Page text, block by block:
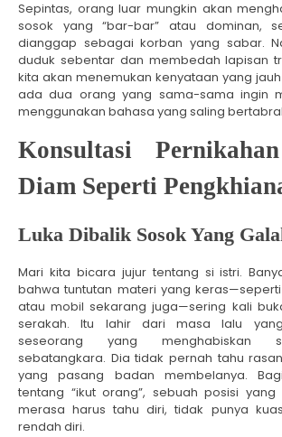
Sepintas, orang luar mungkin akan
sosok yang “bar-bar” atau dominan,
dianggap sebagai korban yang sabar.
duduk sebentar dan membedah lapisan
kita akan menemukan kenyataan yang
ada dua orang yang sama-sama ingin
menggunakan bahasa yang saling
Konsultasi
Diam Seperti
Luka Dibalik Sosok Yang
Mari kita bicara jujur tentang si istri.
bahwa tuntutan materi yang
atau mobil sekarang juga—sering kali
serakah. Itu lahir dari masa lalu yang
seseorang yang menghabiskan
sebatangkara. Dia tidak pernah tahu
yang pasang badan membelanya.
tentang “ikut orang”, sebuah posisi
merasa harus tahu diri, tidak punya
rendah diri.